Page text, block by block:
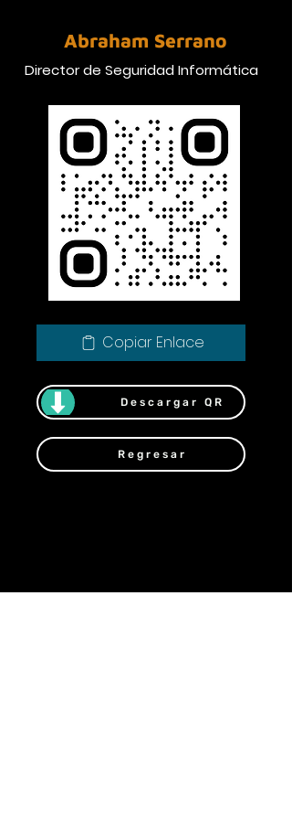
Abraham Serrano
Director de Seguridad Informática
Copiar Enlace
Descargar QR
Regresar